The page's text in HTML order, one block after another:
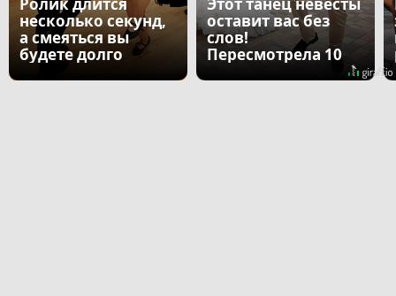
несколько секунд,
а смеяться вы
будете долго
оставит вас без
слов!
Пересмотрела 10